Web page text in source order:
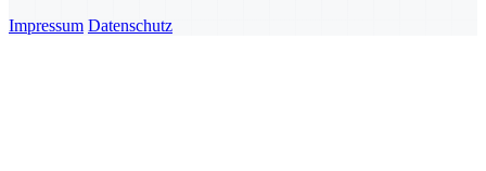
Impressum Datenschutz